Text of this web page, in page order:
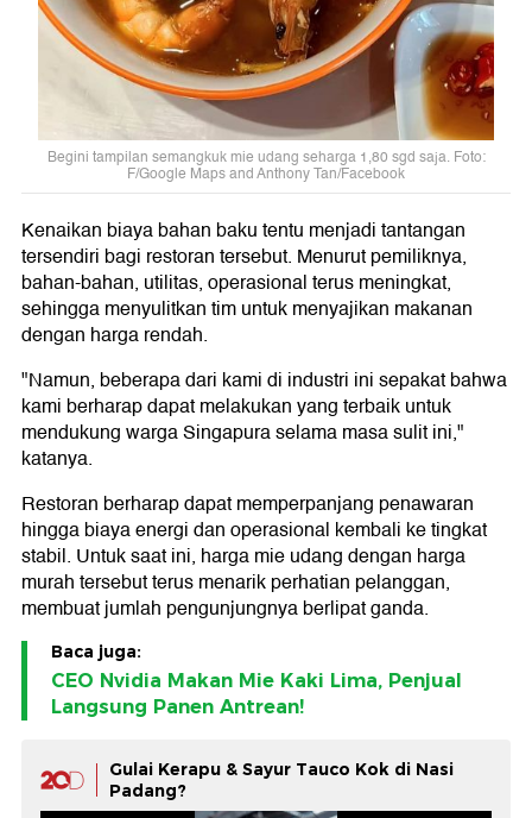
Begini tampilan semangkuk mie udang seharga 1,80 sgd saja. Foto:
F/Google Maps and Anthony Tan/Facebook
Kenaikan biaya bahan baku tentu menjadi tantangan
tersendiri bagi restoran tersebut. Menurut pemiliknya,
bahan-bahan, utilitas, operasional terus meningkat,
sehingga menyulitkan tim untuk menyajikan makanan
dengan harga rendah.
"Namun, beberapa dari kami di industri ini sepakat bahwa
kami berharap dapat melakukan yang terbaik untuk
mendukung warga Singapura selama masa sulit ini,"
katanya.
Restoran berharap dapat memperpanjang penawaran
hingga biaya energi dan operasional kembali ke tingkat
stabil. Untuk saat ini, harga mie udang dengan harga
murah tersebut terus menarik perhatian pelanggan,
membuat jumlah pengunjungnya berlipat ganda.
Baca juga:
CEO Nvidia Makan Mie Kaki Lima, Penjual
Langsung Panen Antrean!
Gulai Kerapu & Sayur Tauco Kok di Nasi
Padang?